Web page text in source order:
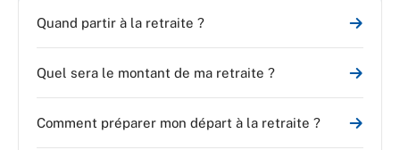
Quand partir à la retraite ?
Quel sera le montant de ma retraite ?
Comment préparer mon départ à la retraite ?